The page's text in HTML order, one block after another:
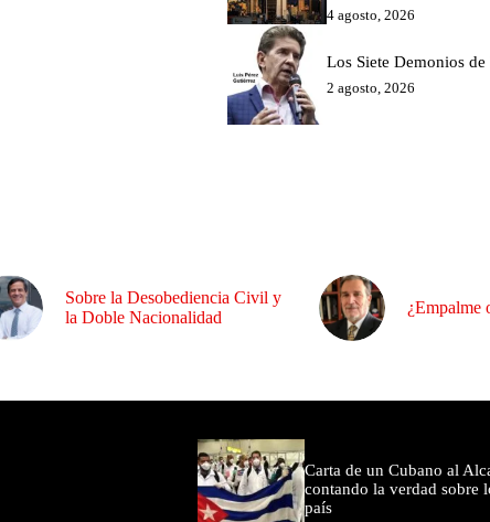
4 agosto, 2026
Los Siete Demonios
2 agosto, 2026
Sobre la Desobediencia Civil y
la Doble Nacionalidad
¿Empalme
Carta de un Cubano al
contando la verdad sobre
país